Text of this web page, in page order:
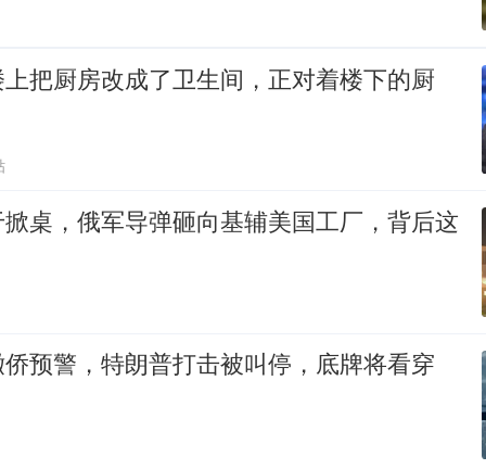
把厨房改成了卫生间，正对着楼下的厨
桌，俄军导弹砸向基辅美国工厂，背后这
预警，特朗普打击被叫停，底牌将看穿